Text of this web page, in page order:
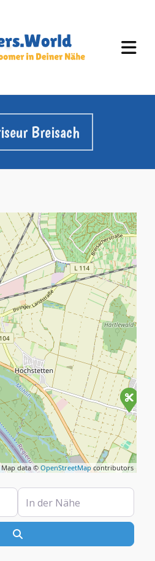
Breisach
data ©OpenStreetMapcontributors
In der Nähe